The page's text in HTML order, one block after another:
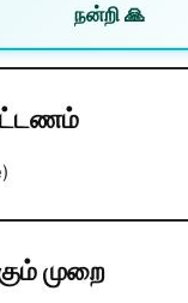
நன்றி 🙏
முறை